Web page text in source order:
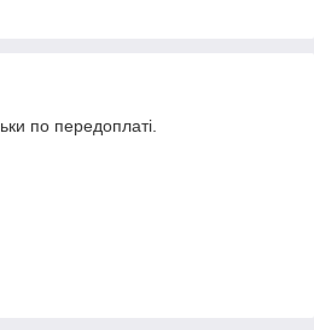
по передоплаті.